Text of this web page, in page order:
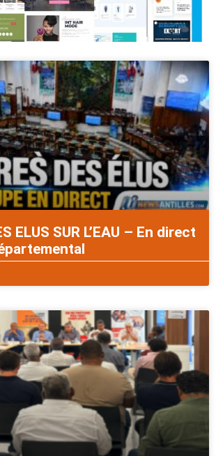
ELUS SUR L’EAU – En direct